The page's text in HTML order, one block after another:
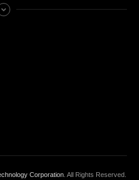
Corporation . All Rights Reserved.